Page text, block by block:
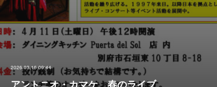
2026.03.16 09:44
アントニオ・カマケ 春のライブ